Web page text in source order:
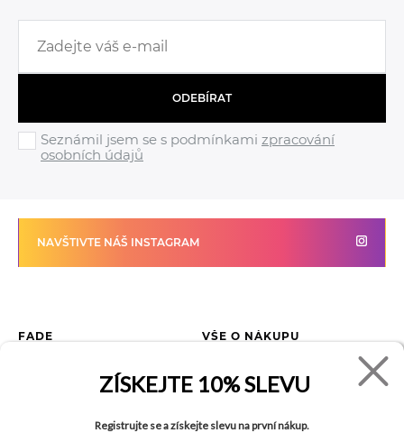
ODEBÍRAT
Seznámil jsem se s podmínkami zpracování
osobních údajů
NAVŠTIVTE NÁŠ INSTAGRAM
FADE
VŠE O NÁKUPU
Jak reklamovat zboží
Tabulka velikostí
ZÍSKEJTE 10% SLEVU
Registrujte se a získejte slevu na první nákup.